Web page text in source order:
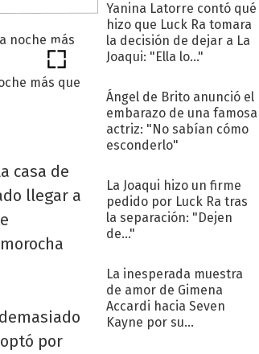
más que
casa de
llegar a
optó por
Yanina Latorre contó qué
hizo que Luck Ra tomara
la decisión de dejar a La
Joaqui: "Ella lo..."
Ángel de Brito anunció el
embarazo de una famosa
actriz: "No sabían cómo
esconderlo"
La Joaqui hizo un firme
pedido por Luck Ra tras
la separación: "Dejen
de..."
La inesperada muestra
de amor de Gimena
Accardi hacia Seven
Kayne por su